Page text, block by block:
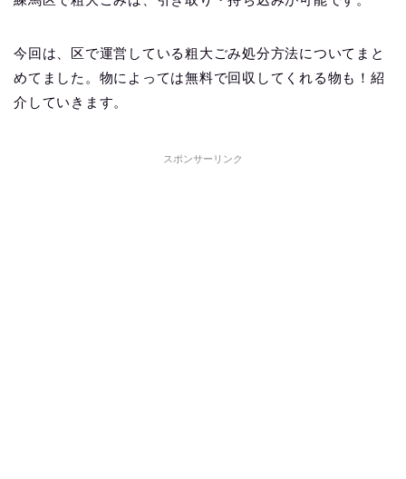
今回は、区で運営している粗大ごみ処分方法についてまと
めてました。物によっては無料で回収してくれる物も！紹
介していきます。
スポンサーリンク